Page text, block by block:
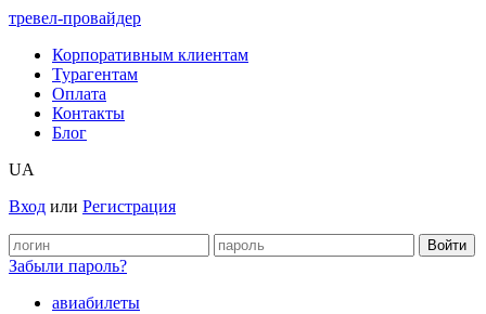
тревел-провайдер
Корпоративным клиентам
Турагентам
Оплата
Контакты
Блог
UA
Вход или Регистрация
Забыли пароль?
авиабилеты